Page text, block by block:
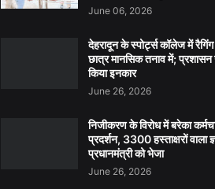
June 06, 2026
देहरादून के स्पोर्ट्स कॉलेज में
छात्र मानसिक तनाव में;
किया इनकार
June 26, 2026
निजीकरण के विरोध में बरेका
प्रदर्शन, 3300 हस्ताक्षरों वाला
प्रधानमंत्री को भेजा
June 26, 2026